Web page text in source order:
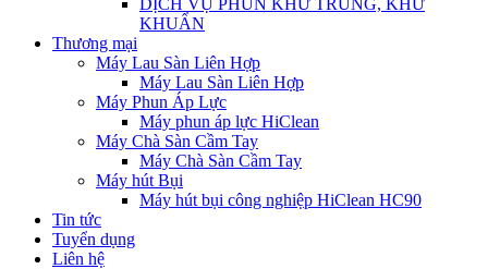
DỊCH VỤ PHUN KHỬ TRÙNG, KHỬ
KHUẨN
Thương mại
Máy Lau Sàn Liên Hợp
Máy Lau Sàn Liên Hợp
Máy Phun Áp Lực
Máy phun áp lực HiClean
Máy Chà Sàn Cầm Tay
Máy Chà Sàn Cầm Tay
Máy hút Bụi
Máy hút bụi công nghiệp HiClean HC90
Tin tức
Tuyển dụng
Liên hệ